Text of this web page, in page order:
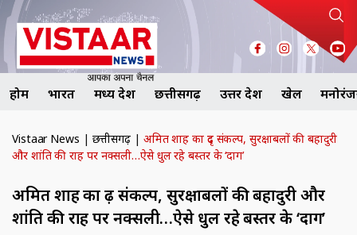
होम भारत मध्य प्रदेश छत्तीसगढ़ उत्तर प्रदेश खेल
Vistaar News | छत्तीसगढ़ | अमित शाह का दृढ़ संकल्प, सुरक्षाबलों की बहादुरी
और शांति की राह पर नक्सली…ऐसे धुल रहे बस्तर के ‘दाग’
अमित शाह का दृढ़ संकल्प, सुरक्षाबलों की बहादुरी और
शांति की राह पर नक्सली…ऐसे धुल रहे बस्तर के ‘दाग’